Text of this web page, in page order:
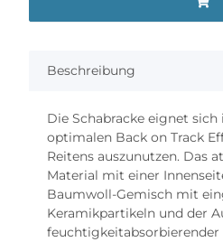
Beschreibung
Die Schabracke eignet sich
optimalen Back on Track
Reitens auszunutzen. Das
Material mit einer
Baumwoll-Gemisch mit
Keramikpartikeln und der